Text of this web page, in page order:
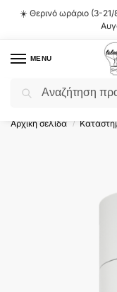
☀️ Θερινό ωράριο (3-
MENU
Flash Sale ⚡
Αρχική σελίδα /